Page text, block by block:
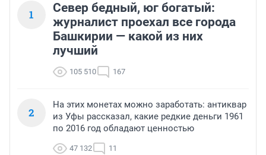
1
Север бедный, юг богатый:
журналист проехал все города
Башкирии — какой из них
лучший
105 510 167
2
На этих монетах можно заработать: антиквар
из Уфы рассказал, какие редкие деньги 1961
по 2016 год обладают ценностью
47 132 11